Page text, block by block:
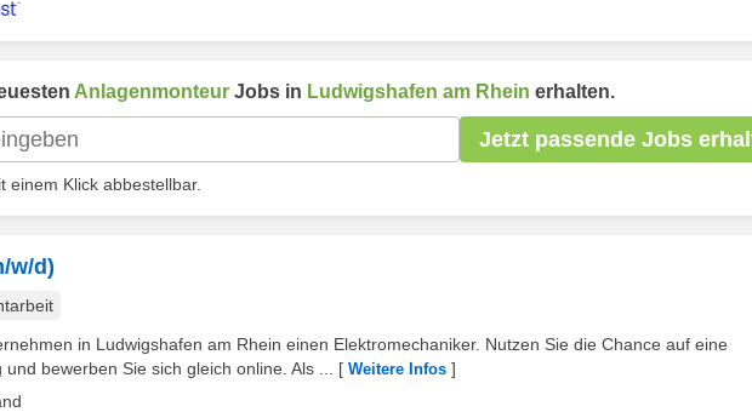
Anlagenmonteur Jobs in Ludwigshafen am Rhein erhalten.
Jetzt passende Jobs
einem Klick abbestellbar.
w/d)
in Ludwigshafen am Rhein einen Elektromechaniker. Nutzen Sie die Chance auf eine
bewerben Sie sich gleich online. Als ...
[ Weitere Infos ]